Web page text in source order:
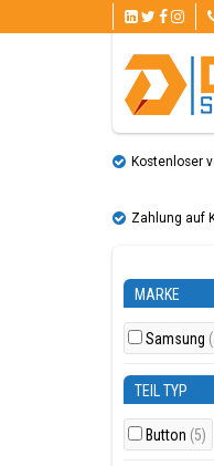
Kostenloser
Zahlung auf
MARKE
Samsung
TEIL TYP
Button (5)